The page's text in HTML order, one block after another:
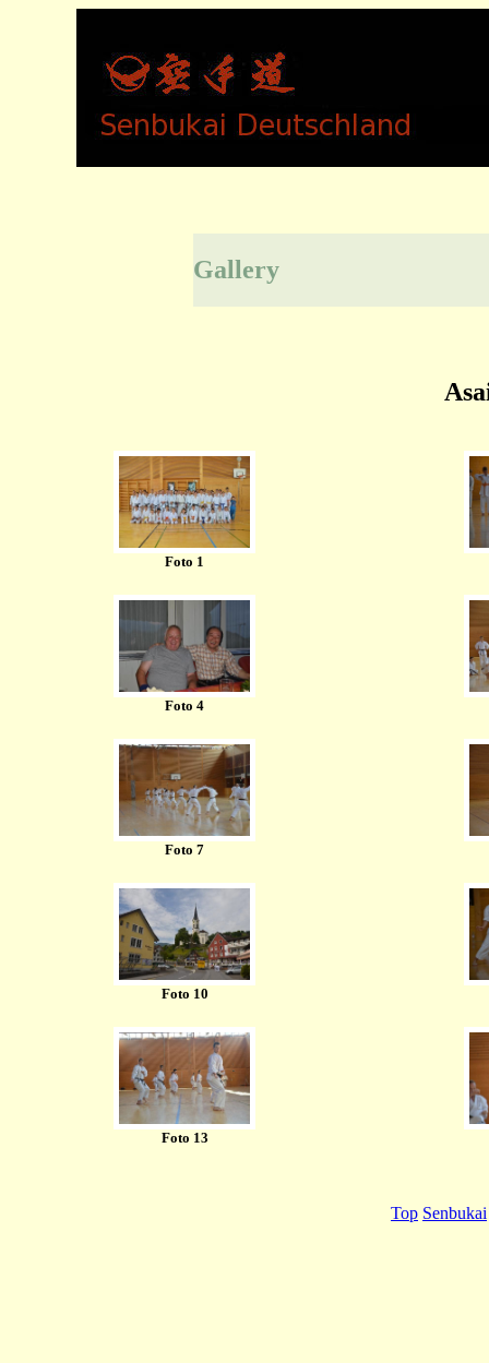
Gallery
Foto 1
Foto 4
Foto 7
Foto 10
Foto 13
Top Senbukai